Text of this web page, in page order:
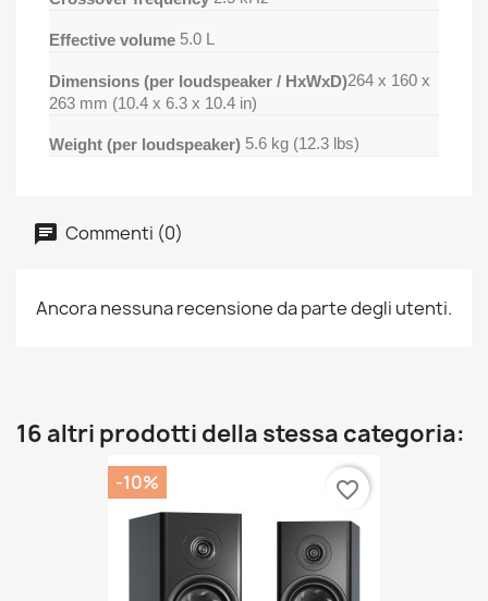
Effective volume 5.0 L
Dimensions (per loudspeaker / HxWxD)264 x 160 x
263 mm (10.4 x 6.3 x 10.4 in)
Weight (per loudspeaker) 5.6 kg (12.3 lbs)
Commenti (0)
Ancora nessuna recensione da parte degli utenti.
16 altri prodotti della stessa categoria:
-10% favorite_border